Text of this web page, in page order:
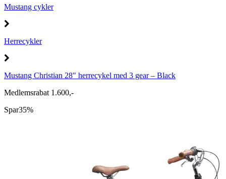
Mustang cykler
Herrecykler
Mustang Christian 28" herrecykel med 3 gear – Black
Medlemsrabat 1.600,-
Spar35%